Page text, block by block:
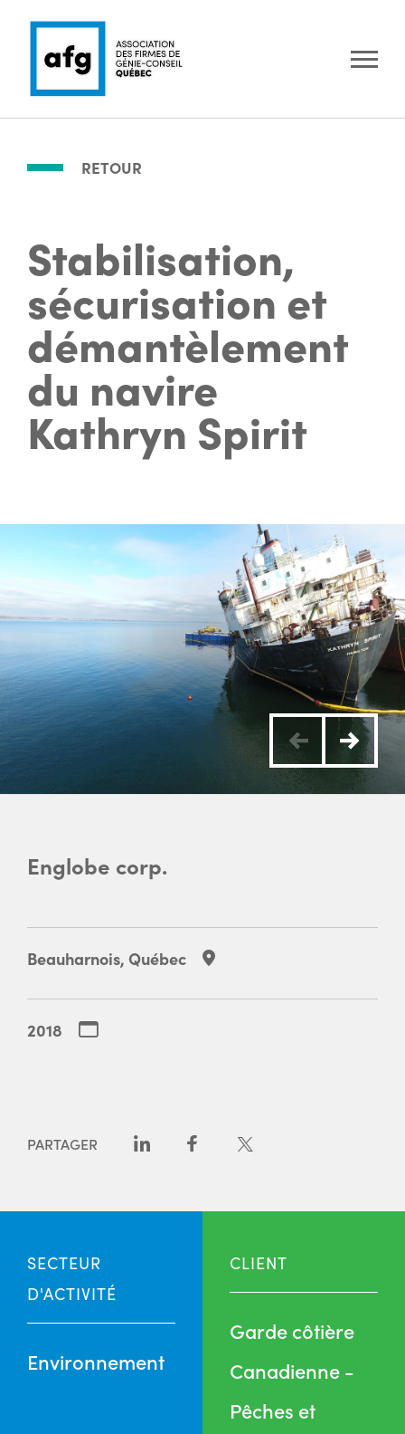
RETOUR
Stabilisation,
sécurisation et
démantèlement
du navire
Kathryn Spirit
Englobe corp.
Beauharnois, Québec
2018
PARTAGER
SECTEUR
D'ACTIVITÉ
Environnement
CLIENT
Garde côtière
Canadienne -
Pêches et